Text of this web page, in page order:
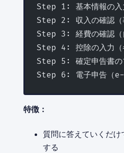
Step 1: 基本情報の入
Step 2: 収入の確認（
Step 3: 経費の確認（
Step 4: 控除の入力（
Step 5: 確定申告書の
Step 6: 電子申告（e-
特徴：
質問に答えていくだ
する